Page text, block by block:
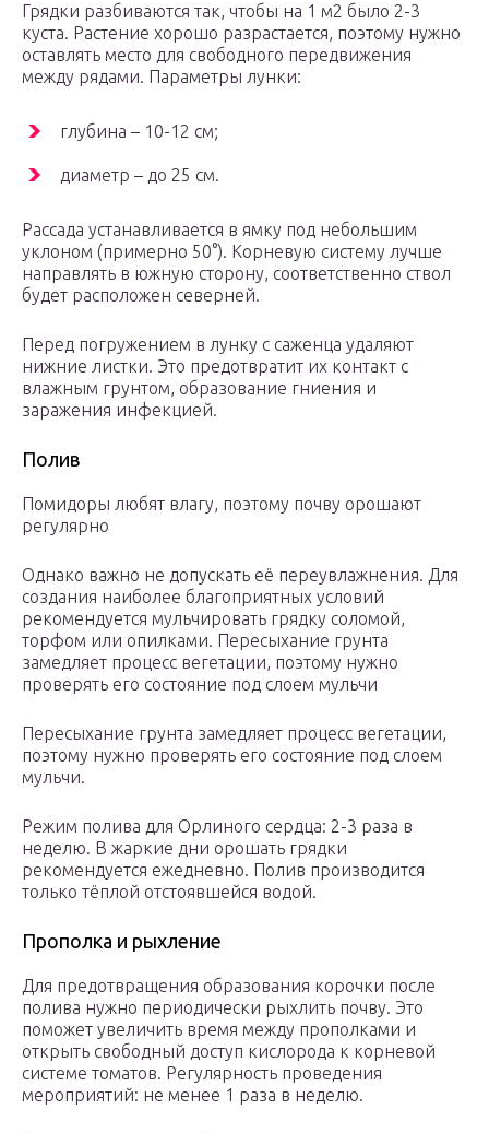
Грядки разбиваются так, чтобы на 1 м2 было 2-3
куста. Растение хорошо разрастается, поэтому нужно
оставлять место для свободного передвижения
между рядами. Параметры лунки:
глубина – 10-12 см;
диаметр – до 25 см.
Рассада устанавливается в ямку под небольшим
уклоном (примерно 50°). Корневую систему лучше
направлять в южную сторону, соответственно ствол
будет расположен северней.
Перед погружением в лунку с саженца удаляют
нижние листки. Это предотвратит их контакт с
влажным грунтом, образование гниения и
заражения инфекцией.
Полив
Помидоры любят влагу, поэтому почву орошают
регулярно
Однако важно не допускать её переувлажнения. Для
создания наиболее благоприятных условий
рекомендуется мульчировать грядку соломой,
торфом или опилками. Пересыхание грунта
замедляет процесс вегетации, поэтому нужно
проверять его состояние под слоем мульчи
Пересыхание грунта замедляет процесс вегетации,
поэтому нужно проверять его состояние под слоем
мульчи.
Режим полива для Орлиного сердца: 2-3 раза в
неделю. В жаркие дни орошать грядки
рекомендуется ежедневно. Полив производится
только тёплой отстоявшейся водой.
Прополка и рыхление
Для предотвращения образования корочки после
полива нужно периодически рыхлить почву. Это
поможет увеличить время между прополками и
открыть свободный доступ кислорода к корневой
системе томатов. Регулярность проведения
мероприятий: не менее 1 раза в неделю.